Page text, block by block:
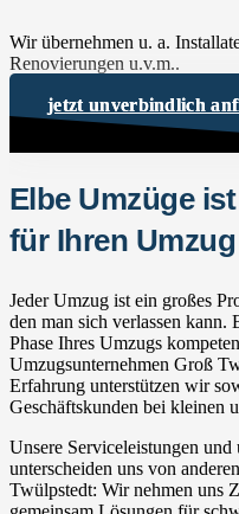
Wir übernehmen u. a.
Renovierungen u.v.m..
jetzt unverbindlich
Elbe Umzüge
für Ihren
Jeder Umzug ist ein großes
den man sich verlassen kann.
Phase Ihres Umzugs
Umzugsunternehmen Groß
Erfahrung unterstützen wir
Geschäftskunden bei kleinen
Unsere Serviceleistungen
unterscheiden uns von
Twülpstedt: Wir nehmen uns